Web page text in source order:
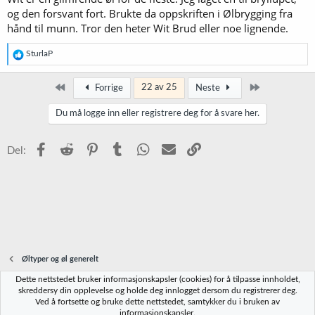
og den forsvant fort. Brukte da oppskriften i Ølbrygging fra
hånd til munn. Tror den heter Wit Brud eller noe lignende.
R
e
a
SturlaP
Først Forrige 22 av 25 Neste
Du må logge inn eller registrere deg for å svare her.
Del: Facebook
Reddit PinterestTumblr WhatsApp
E-post
Øltyper og øl generelt
Norbrygg-default
Vilkår og regler Personvernregler
Dette nettstedet bruker informasjonskapsler (cookies) for å tilpasse innholdet,
skreddersy din opplevelse og holde deg innlogget dersom du registrerer deg.
Ved å fortsette og bruke dette nettstedet, samtykker du i bruken av
informasjonskapsler.